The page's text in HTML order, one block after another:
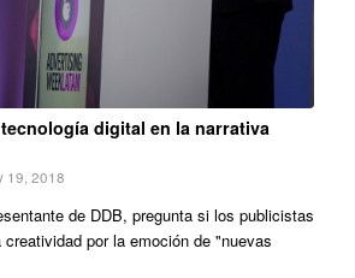
digital en la narrativa
19, 2018
de DDB, pregunta si los publicistas
por la emoción de "nuevas